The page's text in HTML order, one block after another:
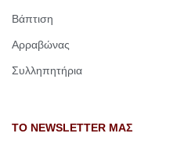
Βάπτιση
Αρραβώνας
Συλληπητήρια
ΤΟ NEWSLETTER ΜΑΣ